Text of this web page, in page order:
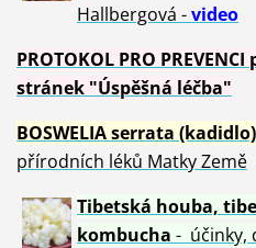
Hallbergová -video
PROTOKOL PRO
stránek "Úspěšná léčba"
BOSWELIA serrata (kadidlo)
přírodních léků Matky Země
Tibetská houba,
kombucha - účinky,